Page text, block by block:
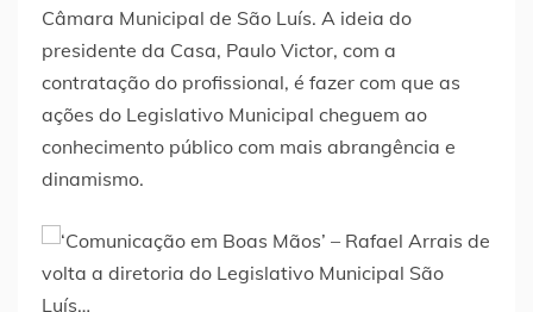
Câmara Municipal de São Luís. A ideia do
presidente da Casa, Paulo Victor, com a
contratação do profissional, é fazer com que as
ações do Legislativo Municipal cheguem ao
conhecimento público com mais abrangência e
dinamismo.